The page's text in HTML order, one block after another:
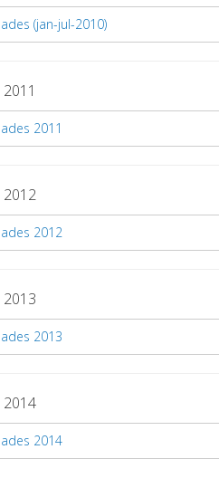
(jan-jul-2010)
2011
2012
2012
2013
2014
2014